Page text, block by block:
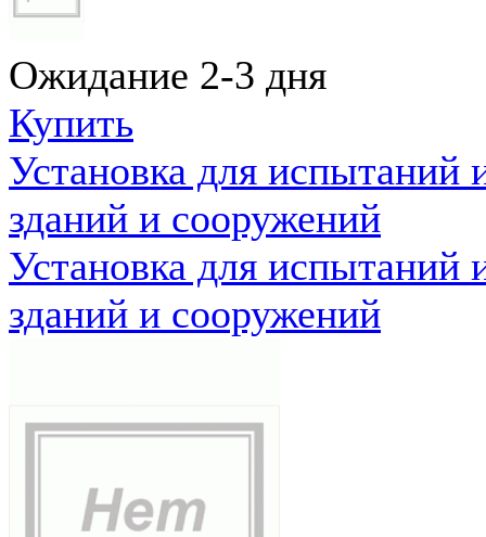
Ожидание 2-3 дня
Купить
Установка для испытаний
зданий и сооружений
Установка для испытаний
зданий и сооружений